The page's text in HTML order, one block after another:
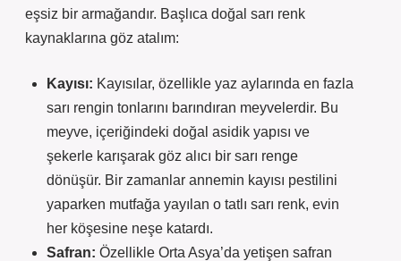
eşsiz bir armağandır. Başlıca doğal sarı renk
kaynaklarına göz atalım:
Kayısı: Kayısılar, özellikle yaz aylarında en fazla
sarı rengin tonlarını barındıran meyvelerdir. Bu
meyve, içeriğindeki doğal asidik yapısı ve
şekerle karışarak göz alıcı bir sarı renge
dönüşür. Bir zamanlar annemin kayısı pestilini
yaparken mutfağa yayılan o tatlı sarı renk, evin
her köşesine neşe katardı.
Safran: Özellikle Orta Asya’da yetişen safran